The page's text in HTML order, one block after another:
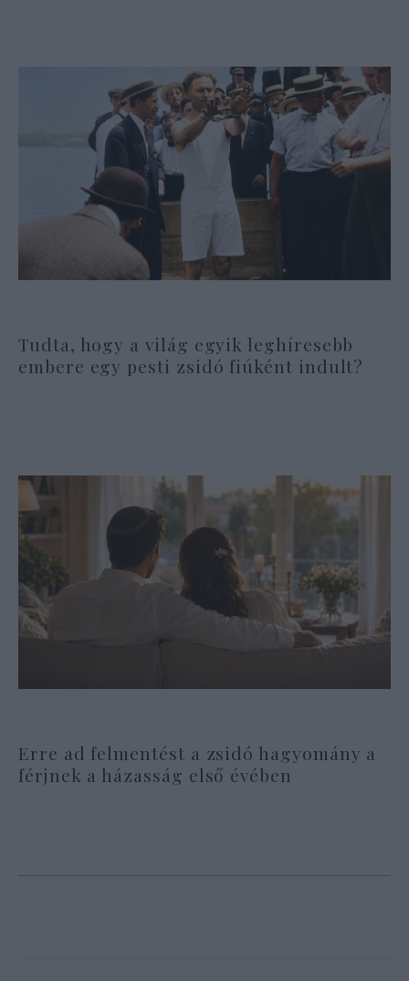
Tudta, hogy a világ egyik leghíresebb
embere egy pesti zsidó fiúként indult?
Erre ad felmentést a zsidó hagyomány a
férjnek a házasság első évében